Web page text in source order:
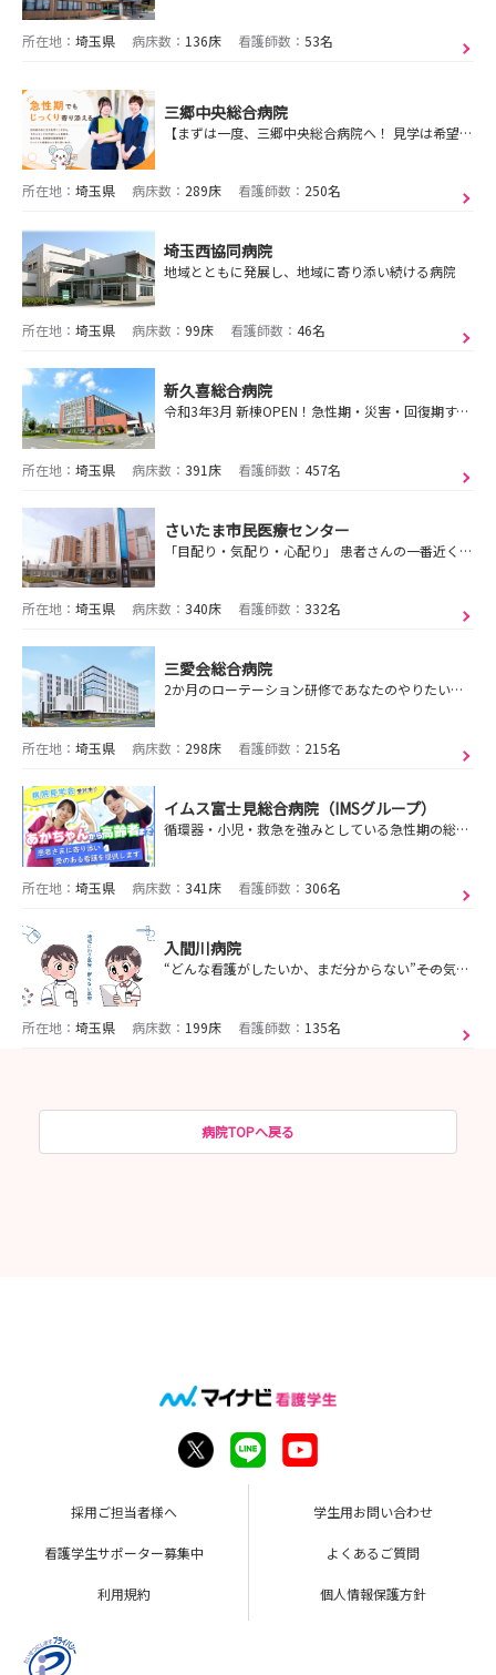
所在地： 埼玉県 病床数： 136床 看護師数： 53名
三郷中央総合病院
【まずは一度、三郷中央総合病院へ！ 見学は希望日に調整、仕事体験・40分のWe説明会受付中！】先輩と一緒に、一歩ずつ。安心のPNSで育つ、あなたの看護力
所在地： 埼玉県 病床数： 289床 看護師数： 250名
埼玉西協同病院
地域とともに発展し、地域に寄り添い続ける病院
所在地： 埼玉県 病床数： 99床 看護師数： 46名
新久喜総合病院
令和3年3月 新棟OPEN！急性期・災害・回復期すべて学べます。高度急性期病院として地域から必要とされ、24時間365日断らない医療を目指していきます。
所在地： 埼玉県 病床数： 391床 看護師数： 457名
さいたま市民医療センター
「目配り・気配り・心配り」 患者さんの一番近くにいる存在として、ぜひ「こころざし」を持ってご自身の目指す看護を一緒に作っていきましょう。
所在地： 埼玉県 病床数： 340床 看護師数： 332名
三愛会総合病院
2か月のローテーション研修であなたのやりたい看護を見つけていこう！
所在地： 埼玉県 病床数： 298床 看護師数： 215名
イムス富士見総合病院（IMSグループ）
循環器・小児・救急を強みとしている急性期の総合病院です！2024年3月には周産期棟もオープン！
所在地： 埼玉県 病床数： 341床 看護師数： 306名
入間川病院
“どんな看護がしたいか、まだ分からない”――その気持ちから始められる病院。入間川病院があなたの答えを一緒に探します。
所在地： 埼玉県 病床数： 199床 看護師数： 135名
病院TOPへ戻る
採用ご担当者様へ 学生用お問い合わせ
看護学生サポーター募集中 よくあるご質問
利用規約 個人情報保護方針